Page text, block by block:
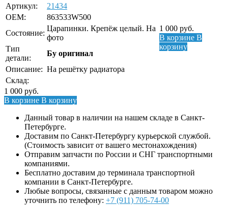
Артикул:
21434
1 000 руб.
В корзине В
корзину
OEM:
863533W500
Состояние:
Царапинки. Крепёж целый. На
фото
Тип
детали:
Бу оригинал
Описание: На решётку радиатора
Склад:
1 000 руб.
В корзине В корзину
Данный товар в наличии на нашем складе в Санкт-
Петербурге.
Доставим по Санкт-Петербургу курьерской службой.
(Стоимость зависит от вашего местонахождения)
Отправим запчасти по России и СНГ транспортными
компаниями.
Бесплатно доставим до терминала транспортной
компании в Санкт-Петербурге.
Любые вопросы, связанные с данным товаром можно
уточнить по телефону: +7 (911) 705-74-00